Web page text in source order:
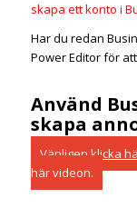
skapa ett konto i
Har du redan
Power Editor för
Använd
skapa
Vänligen klicka
här videon.